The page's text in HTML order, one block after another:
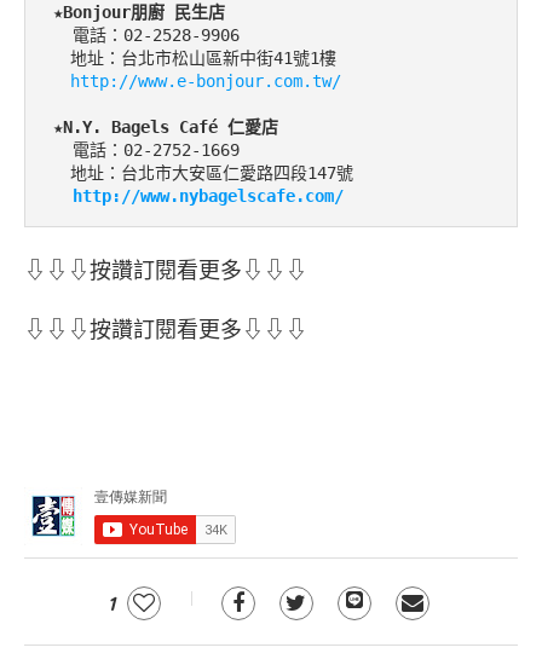
★Bonjour朋廚 民生店
http://www.e-bonjour.com.tw/
★N.Y. Bagels Café 仁愛店
http://www.nybagelscafe.com/
⇩⇩⇩按讚訂閱看更多⇩⇩⇩
⇩⇩⇩按讚訂閱看更多⇩⇩⇩
1